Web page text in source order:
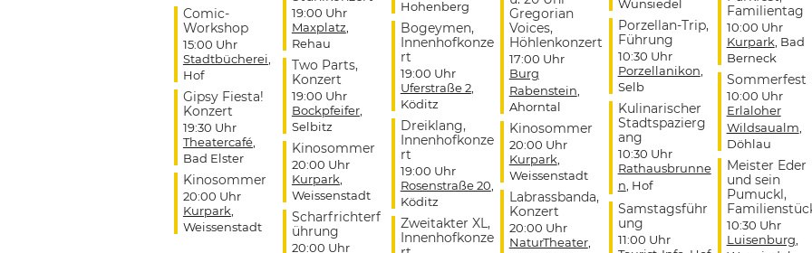
Comic-
Workshop
15:00 Uhr
Stadtbücherei
Hof
Gipsy Fiesta!
Konzert
19:30 Uhr
Theatercafé,
Bad Elster
Kinosommer
20:00 Uhr
Kurpark
Weissenstadt
19:00 Uhr
Maxplatz
Rehau
Two Parts,
Konzert
19:00 Uhr
Bockpfeifer,
Selbitz
Kinosommer
20:00 Uhr
Kurpark
Weissenstadt
Scharfrichterf
ührung
20:00 Uhr
Hohenberg
Bogeymen,
Innenhofkonze
rt
19:00 Uhr
Uferstraße 2,
Köditz
Dreiklang,
Innenhofkonze
rt
19:00 Uhr
Rosenstraße 20
Köditz
Zweitakter XL,
Innenhofkonze
Gregorian
Voices,
Höhlenkonzert
17:00 Uhr
Burg
Rabenstein
Ahorntal
Kinosommer
20:00 Uhr
Kurpark
Weissenstadt
Labrassbanda,
Konzert
20:00 Uhr
NaturTheater,
Wunsiedel
Porzellan-Trip,
Führung
10:30 Uhr
Porzellanikon
Selb
Kulinarischer
Stadtspazierg
ang
10:30 Uhr
Rathausbrunne
n , Hof
Samstagsführ
ung
11:00 Uhr
Familientag
10:00 Uhr
Kurpark , Bad
Berneck
Sommerfest
10:00 Uhr
Erlaloher
Wildsaualm
Döhlau
Meister Eder
und sein
Pumuckl,
10:30 Uhr
Luisenburg